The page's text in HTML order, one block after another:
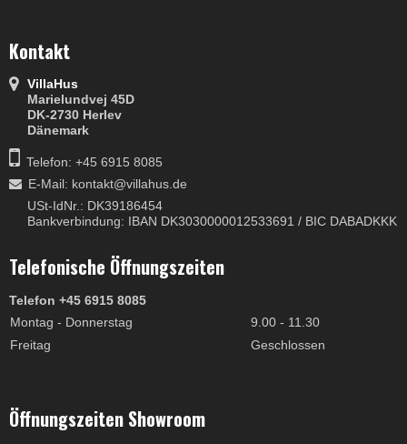
Kontakt
VillaHus
Marielundvej 45D
DK-2730 Herlev
Dänemark
Telefon: +45 6915 8085
E-Mail: kontakt@villahus.de
USt-IdNr.: DK39186454
Bankverbindung: IBAN DK3030000012533691 / BIC DABADKKK
Telefonische Öffnungszeiten
Telefon +45 6915 8085
Montag - Donnerstag
9.00 - 11.30
Freitag
Geschlossen
Öffnungszeiten Showroom